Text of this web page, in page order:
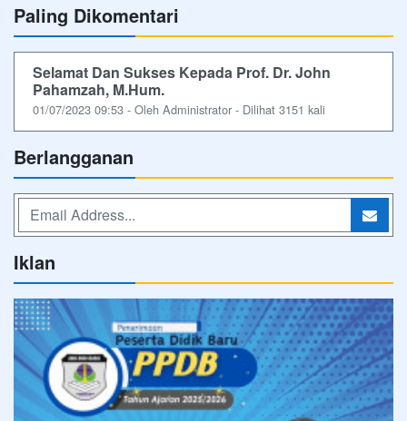
Paling Dikomentari
Selamat Dan Sukses Kepada Prof. Dr. John
Pahamzah, M.Hum.
01/07/2023 09:53 - Oleh Administrator - Dilihat 3151 kali
Berlangganan
Iklan